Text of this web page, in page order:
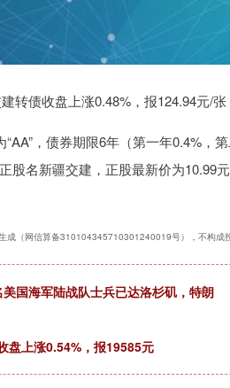
转债收盘上涨0.48%，报124.94元/张
，债券期限6年（第一年0.4%，
股名新疆交建，正股最新价为10.99
成（网信算备310104345710301240019号），不构成投
国海军陆战队士兵已达洛杉矶，特朗
盘上涨0.54%，报19585元
-34.08 -0.24%